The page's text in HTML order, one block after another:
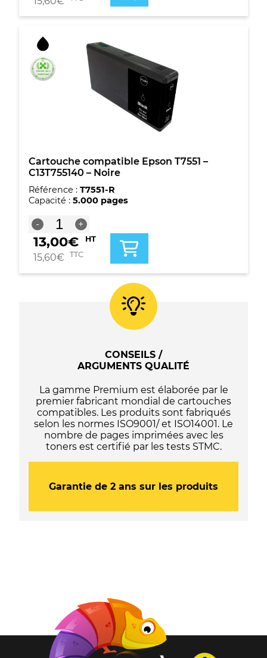
T7552
C13T755240
-
Cyan
Cartouche compatible Epson T7551 –
C13T755140 – Noire
Référence : T7551-R
Capacité : 5.000 pages
-
quantité
de
Cartouche
compatible
T7551
+
13,00€ HT
15,60€ TTC
CONSEILS /
ARGUMENTS QUALITÉ
La gamme Premium est élaborée par le
premier fabricant mondial de cartouches
compatibles. Les produits sont fabriqués
selon les normes ISO9001/ et ISO14001. Le
nombre de pages imprimées avec les
toners est certifié par les tests STMC.
Garantie de 2 ans sur les produits